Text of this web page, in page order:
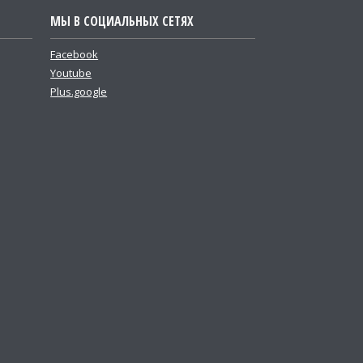
МЫ В СОЦИАЛЬНЫХ СЕТЯХ
Facebook
Youtube
Plus.google